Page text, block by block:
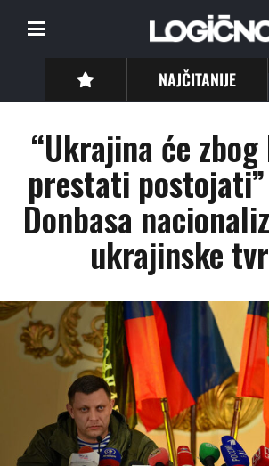
NAJČITANIJE
“Ukrajina će
prestati
Donbasa
ukrajinske